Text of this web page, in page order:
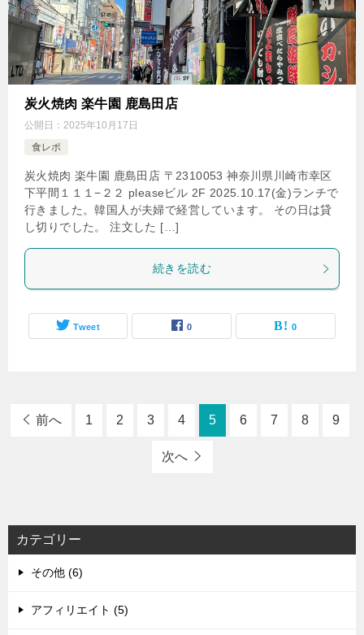
炭火焼肉 楽牛園 鹿島田店
公開日： 2025年10月17日
食レポ
炭火焼肉 楽牛園 鹿島田店 〒2310053 神奈川県川崎市幸区
下平間１１１−２２ pleaseビル 2F 2025.10.17(金)ランチで
行きました。韓国人が夫婦で経営しています。 その日は貸
し切りでした。 注文した […]
続きを読む
Tweet 0 0
前へ 1 2 3 4 5 6 7 8 9
次へ
カテゴリー
その他 (6)
アフィリエイト (5)